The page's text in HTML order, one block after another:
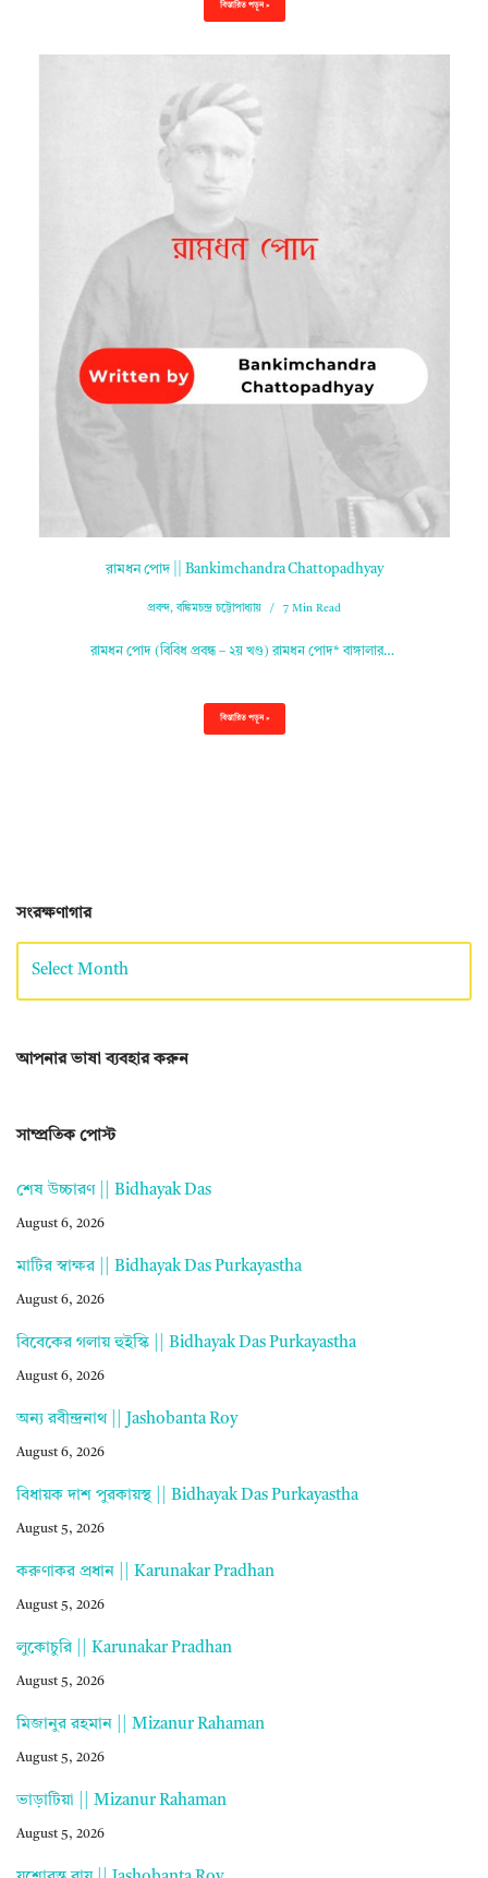
বিস্তারিত পড়ুন »
রামধন পোদ || Bankimchandra Chattopadhyay
প্রবন্দ,বঙ্কিমচন্দ্র চট্টোপাধ্যায় 7 Min Read
রামধন পোদ (বিবিধ প্রবন্ধ – ২য় খণ্ড) রামধন পোদ* বাঙ্গালার…
বিস্তারিত পড়ুন »
সংরক্ষণাগার
আপনার ভাষা ব্যবহার করুন
সাম্প্রতিক পোস্ট
শেষ উচ্চারণ || Bidhayak Das
August 6, 2026
মাটির স্বাক্ষর || Bidhayak Das Purkayastha
August 6, 2026
বিবেকের গলায় হুইস্কি || Bidhayak Das Purkayastha
August 6, 2026
অন্য রবীন্দ্রনাথ || Jashobanta Roy
August 6, 2026
বিধায়ক দাশ পুরকায়স্থ || Bidhayak Das Purkayastha
August 5, 2026
করুণাকর প্রধান || Karunakar Pradhan
August 5, 2026
লুকোচুরি || Karunakar Pradhan
August 5, 2026
মিজানুর রহমান || Mizanur Rahaman
August 5, 2026
ভাড়াটিয়া || Mizanur Rahaman
August 5, 2026